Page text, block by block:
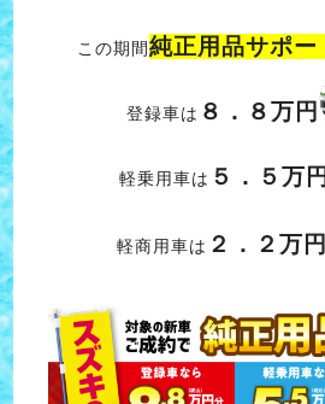
この期間純正用品サポー
登録車は ８．８万円
軽乗用車は ５．５万円
軽商用車は ２．２万円